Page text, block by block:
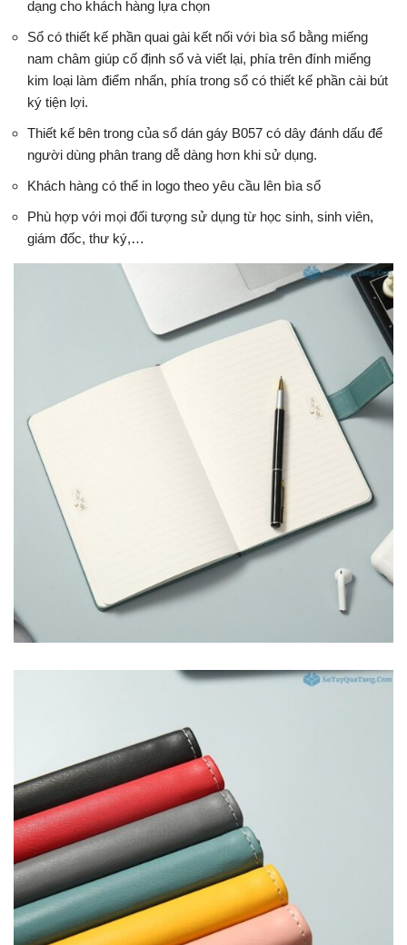
dạng cho khách hàng lựa chọn
Sổ có thiết kế phần quai gài kết nối với bìa sổ bằng miếng
nam châm giúp cố định sổ và viết lại, phía trên đính miếng
kim loại làm điểm nhấn, phía trong sổ có thiết kế phần cài bút
ký tiện lợi.
Thiết kế bên trong của sổ dán gáy B057 có dây đánh dấu để
người dùng phân trang dễ dàng hơn khi sử dụng.
Khách hàng có thể in logo theo yêu cầu lên bìa sổ
Phù hợp với mọi đối tượng sử dụng từ học sinh, sinh viên,
giám đốc, thư ký,…